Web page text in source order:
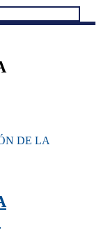
DE LA